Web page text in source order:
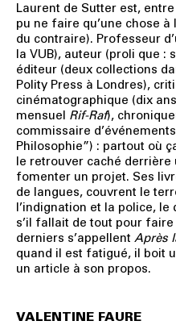
Laurent de Sutter est,
pu ne faire qu’une chose
du contraire). Professeur
la VUB), auteur (proli que :
éditeur (deux collections
Polity Press à Londres),
cinématographique (dix
mensuel Rif-Raf),
commissaire
Philosophie”) : partout où
le retrouver caché derrière
fomenter un projet. Ses
de langues, couvrent le
l’indignation et la police,
s’il fallait de tout pour
derniers s’appellent Après
quand il est fatigué, il boit
un article à son propos.
VALENTINE FAURE